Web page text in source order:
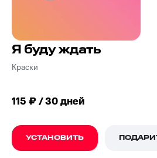
Я буду ждать
Краски
115 ₽ / 30 дней
УСТАНОВИТЬ